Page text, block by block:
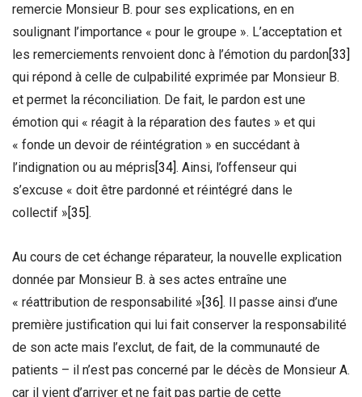
remercie Monsieur B. pour ses explications, en en
soulignant l’importance « pour le groupe ». L’acceptation et
les remerciements renvoient donc à l’émotion du pardon[33]
qui répond à celle de culpabilité exprimée par Monsieur B.
et permet la réconciliation. De fait, le pardon est une
émotion qui « réagit à la réparation des fautes » et qui
« fonde un devoir de réintégration » en succédant à
l’indignation ou au mépris[34]. Ainsi, l’offenseur qui
s’excuse « doit être pardonné et réintégré dans le
collectif »[35].
Au cours de cet échange réparateur, la nouvelle explication
donnée par Monsieur B. à ses actes entraîne une
« réattribution de responsabilité »[36]. Il passe ainsi d’une
première justification qui lui fait conserver la responsabilité
de son acte mais l’exclut, de fait, de la communauté de
patients – il n’est pas concerné par le décès de Monsieur A.
car il vient d’arriver et ne fait pas partie de cette